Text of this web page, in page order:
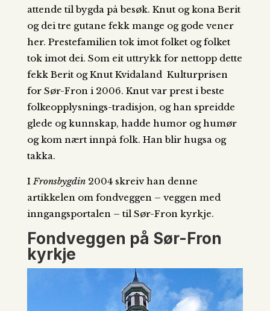
attende til bygda på besøk. Knut og kona Berit
og dei tre gutane fekk mange og gode vener
her. Prestefamilien tok imot folket og folket
tok imot dei. Som eit uttrykk for nettopp dette
fekk Berit og Knut Kvidaland Kulturprisen
for Sør-Fron i 2006. Knut var prest i beste
folkeopplysnings-tradisjon, og han spreidde
glede og kunnskap, hadde humor og humør
og kom nært innpå folk. Han blir hugsa og
takka.
IFronsbygdin2004 skreiv han denne
artikkelen om fondveggen – veggen med
inngangsportalen – til Sør-Fron kyrkje.
Fondveggen på Sør-Fron
kyrkje